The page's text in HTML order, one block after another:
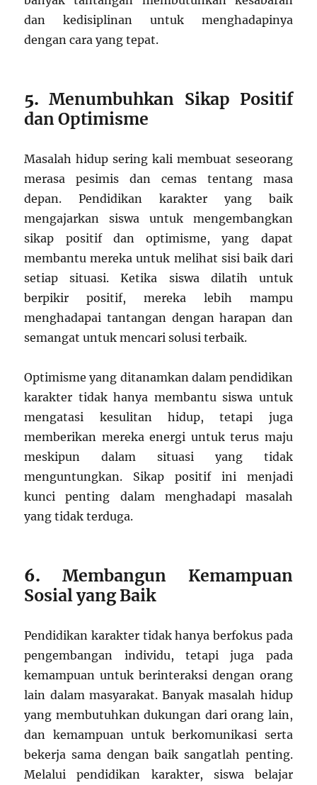
dan kedisiplinan untuk menghadapinya
dengan cara yang tepat.
5.Menumbuhkan Sikap Positif
dan Optimisme
Masalah hidup sering kali membuat seseorang
merasa pesimis dan cemas tentang masa
depan. Pendidikan karakter yang baik
mengajarkan siswa untuk mengembangkan
sikap positif dan optimisme, yang dapat
membantu mereka untuk melihat sisi baik dari
setiap situasi. Ketika siswa dilatih untuk
berpikir positif, mereka lebih mampu
menghadapai tantangan dengan harapan dan
semangat untuk mencari solusi terbaik.
Optimisme yang ditanamkan dalam pendidikan
karakter tidak hanya membantu siswa untuk
mengatasi kesulitan hidup, tetapi juga
memberikan mereka energi untuk terus maju
meskipun dalam situasi yang tidak
menguntungkan. Sikap positif ini menjadi
kunci penting dalam menghadapi masalah
yang tidak terduga.
6. Membangun Kemampuan
Sosial yang Baik
Pendidikan karakter tidak hanya berfokus pada
pengembangan individu, tetapi juga pada
kemampuan untuk berinteraksi dengan orang
lain dalam masyarakat. Banyak masalah hidup
yang membutuhkan dukungan dari orang lain,
dan kemampuan untuk berkomunikasi serta
bekerja sama dengan baik sangatlah penting.
Melalui pendidikan karakter, siswa belajar